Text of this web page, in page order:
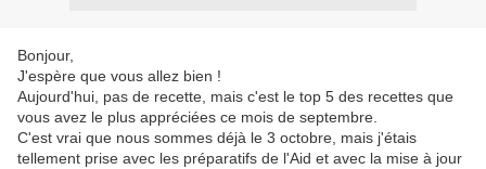
Bonjour,
J'espère que vous allez bien !
Aujourd'hui, pas de recette, mais c'est le top 5 des recettes que
vous avez le plus appréciées ce mois de septembre.
C'est vrai que nous sommes déjà le 3 octobre, mais j'étais
tellement prise avec les préparatifs de l'Aid et avec la mise à jour